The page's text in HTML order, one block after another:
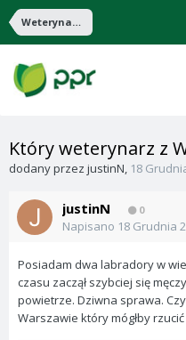
Weterynaria
Który weterynarz z
dodany przez justinN, 18
justinN 0
Napisano 18 Grudnia
Posiadam dwa labradory w
czasu zaczął szybciej się
powietrze. Dziwna sprawa.
Warszawie który mógłby